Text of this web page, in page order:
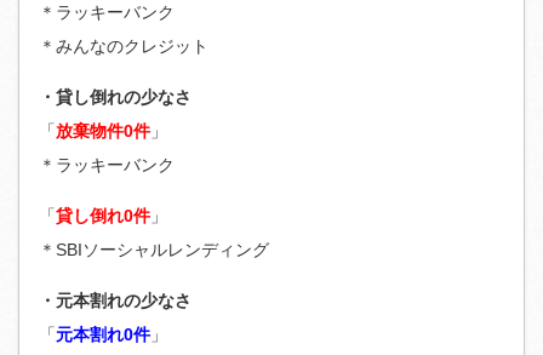
＊ラッキーバンク
＊みんなのクレジット
・貸し倒れの少なさ
「放棄物件0件」
＊ラッキーバンク
「貸し倒れ0件」
＊SBIソーシャルレンディング
・元本割れの少なさ
「元本割れ0件」